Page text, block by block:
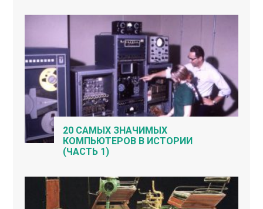
20 САМЫХ ЗНАЧИМЫХ
КОМПЬЮТЕРОВ В ИСТОРИИ
(ЧАСТЬ 1)